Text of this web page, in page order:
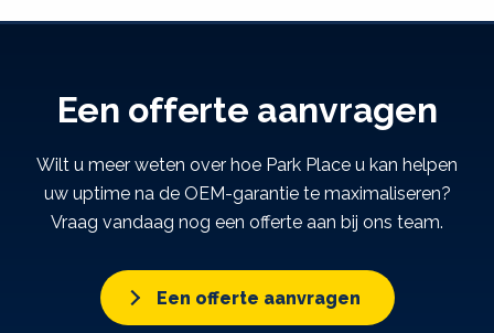
Een offerte aanvragen
Wilt u meer weten over hoe Park Place u kan helpen
uw uptime na de OEM-garantie te maximaliseren?
Vraag vandaag nog een offerte aan bij ons team.
Een offerte aanvragen